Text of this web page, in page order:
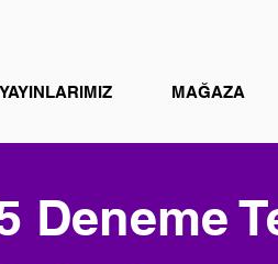
YAYINLARIMIZ MAĞAZA
Deneme